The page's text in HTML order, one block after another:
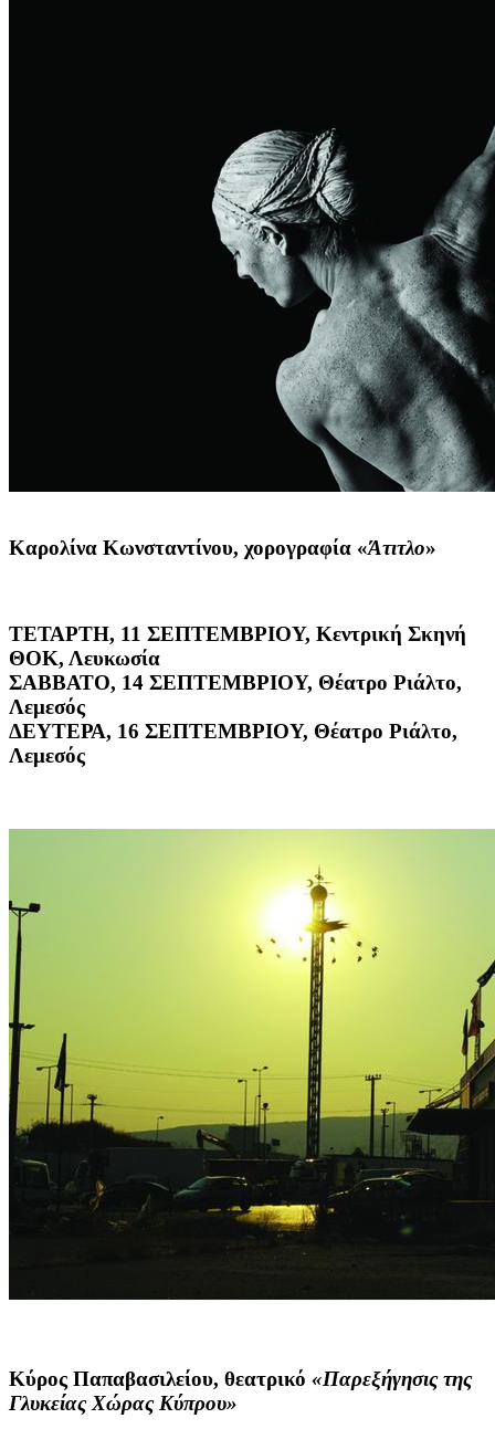
Καρολίνα Κωνσταντίνου, χορογραφία «Άτιτλο»
ΤΕΤΑΡΤΗ, 11 ΣΕΠΤΕΜΒΡΙΟΥ, Κεντρική Σκηνή
ΘΟΚ, Λευκωσία
ΣΑΒΒΑΤΟ, 14 ΣΕΠΤΕΜΒΡΙΟΥ, Θέατρο Ριάλτο,
Λεμεσός
ΔΕΥΤΕΡΑ, 16 ΣΕΠΤΕΜΒΡΙΟΥ, Θέατρο Ριάλτο,
Λεμεσός
Κύρος Παπαβασιλείου, θεατρικό «Παρεξήγησις της
Γλυκείας Χώρας Κύπρου»